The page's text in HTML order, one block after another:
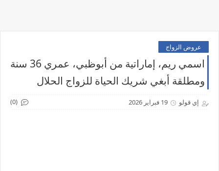
عروض الزواج
اسمي ريم، إماراتية من أبوظبي، عمري 36 سنة
ومطلقة أبغي شريك الحياة للزواج الحلال
إي قولو 19 فبراير 2026 (0)